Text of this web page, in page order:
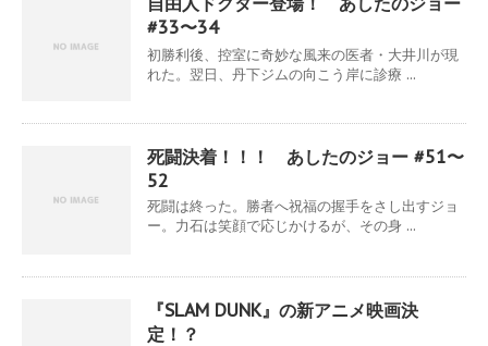
#33〜34
初勝利後、控室に奇妙な風来の医者・大井川が現
れた。翌日、丹下ジムの向こう岸に診療 ...
死闘決着！！！ あしたのジョー #51〜
52
死闘は終った。勝者へ祝福の握手をさし出すジョ
ー。力石は笑顔で応じかけるが、その身 ...
『SLAM DUNK』の新アニメ映画決
定！？